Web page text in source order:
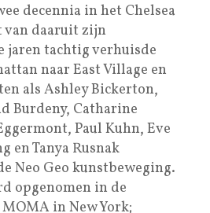
decennia in het Chelsea
van daaruit zijn
jaren tachtig verhuisde
naar East Village en
als Ashley Bickerton,
Burdeny, Catharine
Paul Kuhn, Eve
en Tanya Rusnak
Neo Geo kunstbeweging.
opgenomen in de
in New York;